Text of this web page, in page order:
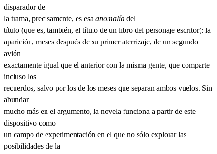
disparador de
la trama, precisamente, es esa anomalía del
título (que es, también, el título de un libro del personaje escritor): la
aparición, meses después de su primer aterrizaje, de un segundo
avión
exactamente igual que el anterior con la misma gente, que comparte
incluso los
recuerdos, salvo por los de los meses que separan ambos vuelos. Sin
abundar
mucho más en el argumento, la novela funciona a partir de este
dispositivo como
un campo de experimentación en el que no sólo explorar las
posibilidades de la